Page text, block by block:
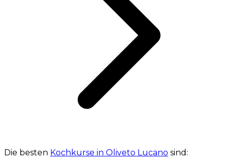
Die besten Kochkurse in Oliveto Lucano sind: